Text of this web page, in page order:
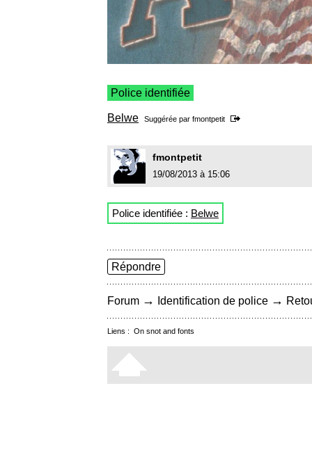
Police identifiée
Belwe Suggérée par fmontpetit
fmontpetit
19/08/2013 à 15:06
Police identifiée : Belwe
Répondre
Forum → Identification de police →
Liens : On snot and fonts